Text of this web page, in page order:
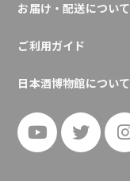
お届け・配送について
ご利用ガイド
日本酒博物館について